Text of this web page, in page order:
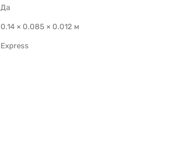
Да
0.14 × 0.085 × 0.012 м
Express